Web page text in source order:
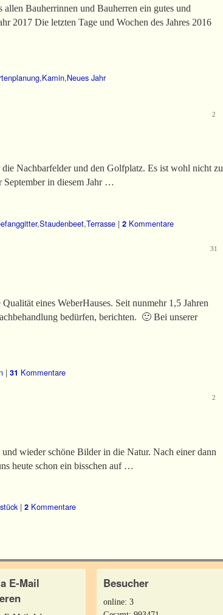
Bauherrinnen und Bauherren ein gutes und
2017 Die letzten Tage und Wochen des Jahres 2016
,Kamin,Neues Jahr
2
Nachbarfelder und den Golfplatz. Es ist wohl nicht zu
September in diesem Jahr …
,Staudenbeet,Terrasse | 2 Kommentare
31
eines WeberHauses. Seit nunmehr 1,5 Jahren
bedürfen, berichten. 🙂 Bei unserer
| 31 Kommentare
2
wieder schöne Bilder in die Natur. Nach einer dann
heute schon ein bisschen auf …
| 2 Kommentare
E-Mail
Besucher
online: 3